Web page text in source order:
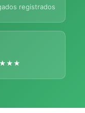
registrados